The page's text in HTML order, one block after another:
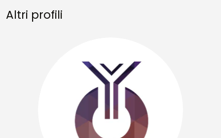
Altri profili